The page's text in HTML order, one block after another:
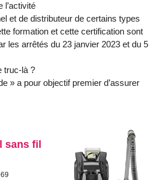
l’activité
et de distributeur de certains types
formation et cette certification sont
les arrêtés du 23 janvier 2023 et du 5
truc-là ?
» a pour objectif premier d’assurer
sans fil